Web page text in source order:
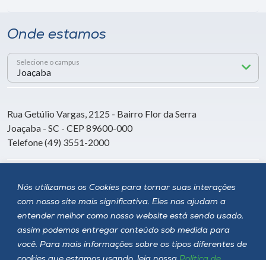
Nós utilizamos os Cookies para tornar suas interações
com nosso site mais significativa. Eles nos ajudam a
entender melhor como nosso website está sendo usado,
assim podemos entregar conteúdo sob medida para
você. Para mais informações sobre os tipos diferentes de
Onde estamos
Selecione o campus
Rua Getúlio Vargas, 2125 - Bairro Flor da Serra
Joaçaba - SC - CEP 89600-000
Telefone (49) 3551-2000
Siga a Unoesc